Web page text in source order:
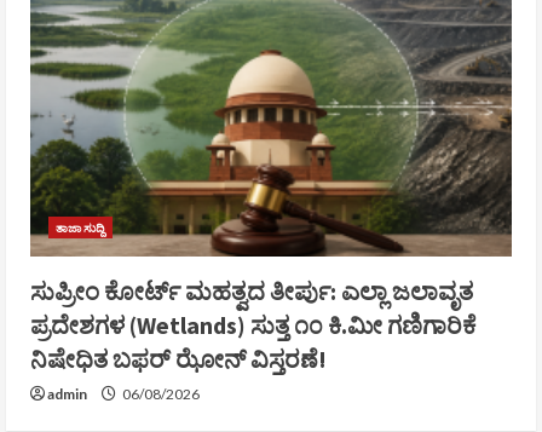
ತಾಜಾ ಸುದ್ದಿ
ಸುಪ್ರೀಂ ಕೋರ್ಟ್ ಮಹತ್ವದ ತೀರ್ಪು: ಎಲ್ಲಾ ಜಲಾವೃತ
ಪ್ರದೇಶಗಳ (Wetlands) ಸುತ್ತ ೧೦ ಕಿ.ಮೀ ಗಣಿಗಾರಿಕೆ
ನಿಷೇಧಿತ ಬಫರ್ ಝೋನ್ ವಿಸ್ತರಣೆ!
admin 06/08/2026